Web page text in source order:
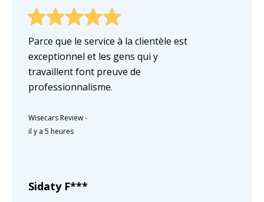
Parce que le service à la clientèle est
exceptionnel et les gens qui y
travaillent font preuve de
professionnalisme.
Wisecars Review-
il y a 5 heures
Sidaty F***